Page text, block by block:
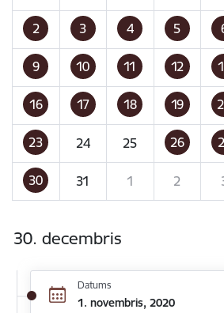
2 3 4 5
9 10 11 12
16 17 18 19
23 24 25 26
30 31 1 2
30. decembris
Datums
1. novembris, 2020